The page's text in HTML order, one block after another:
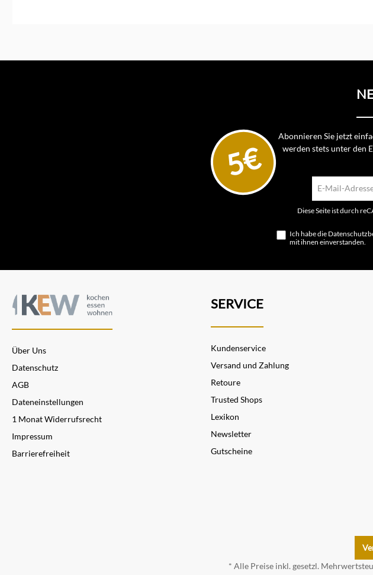
5€
Abonnieren Sie jetzt
werden stets unter den
Diese Seite ist durch
Ich habe die
mit ihnen einverstanden.
Über Uns
Datenschutz
AGB
Dateneinstellungen
1 Monat Widerrufsrecht
Impressum
Barrierefreiheit
SERVICE
Kundenservice
Versand und Zahlung
Retoure
Trusted Shops
Lexikon
Newsletter
Gutscheine
* Alle Preise inkl. gesetzl.